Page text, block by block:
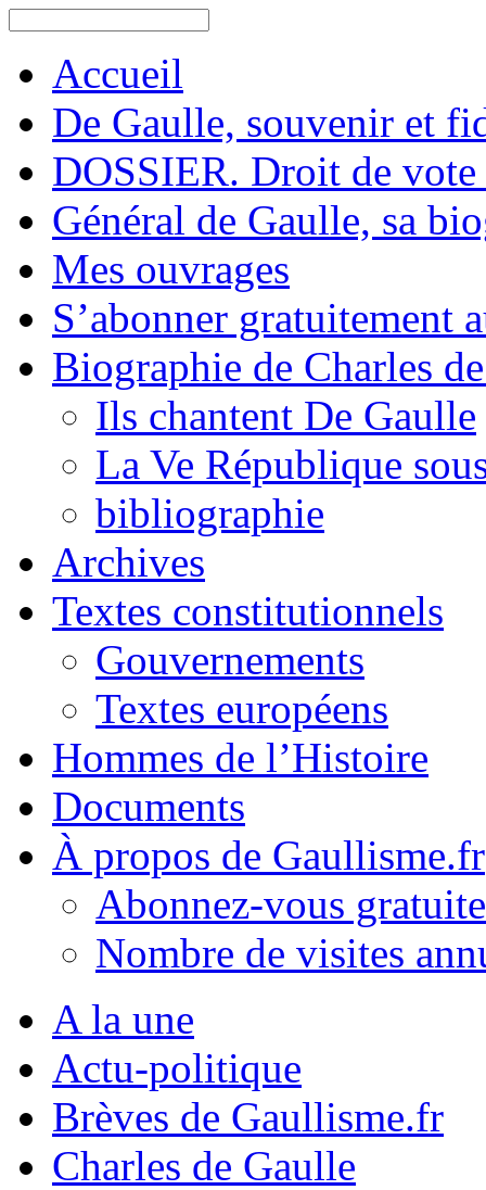
Accueil
De Gaulle, souvenir et
DOSSIER. Droit de vote
Général de Gaulle, sa
Mes ouvrages
S’abonner gratuitement
Biographie de Charles
Ils chantent De Gaulle
La Ve République
bibliographie
Archives
Textes constitutionnels
Gouvernements
Textes européens
Hommes de l’Histoire
Documents
À propos de Gaullisme.fr
Abonnez-vous
Nombre de visites
A la une
Actu-politique
Brèves de Gaullisme.fr
Charles de Gaulle